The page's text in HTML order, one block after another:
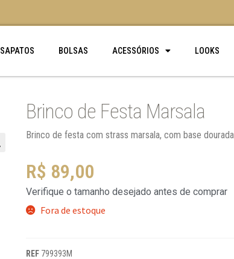
SAPATOS BOLSAS ACESSÓRIOS LOOKS
Brinco de Festa Marsala
Brinco de festa com strass marsala, com base dourada.
R$ 89,00
Verifique o tamanho desejado antes de comprar
Fora de estoque
REF 799393M